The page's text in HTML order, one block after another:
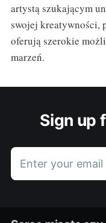
artystą szukającym
swojej kreatywności,
oferują szerokie
marzeń.
Sign up
Enter your email